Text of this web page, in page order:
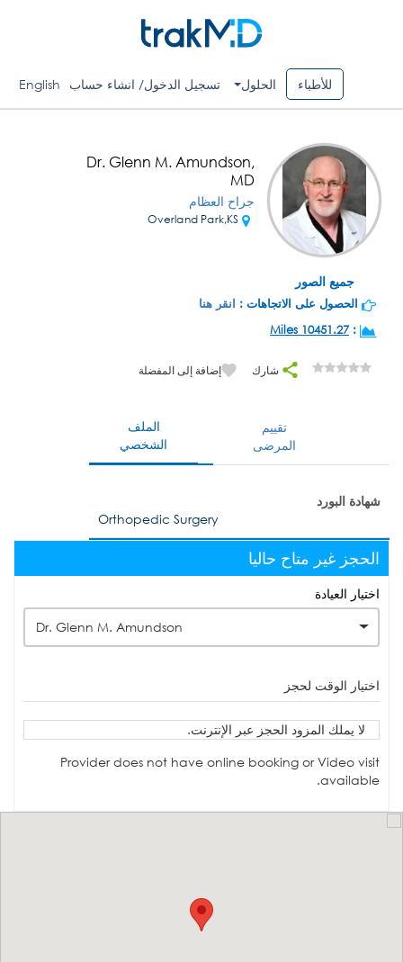
للأطباء الحلول تسجيل الدخول/ انشاء حساب English
جميع الصور
Dr. Glenn M. Amundson,
MD
جراح العظام
الحصول على الاتجاهات : انقر هنا
:
10451.27 Miles
شارك إضافة إلى المفضلة
الملف
الشخصي
تقييم
المرضى
شهادة البورد
Orthopedic Surgery
الحجز غير متاح حاليا
اختيار العيادة
Dr. Glenn M. Amundson
اختيار الوقت لحجز
لا يملك المزود الحجز عبر الإنترنت.
Provider does not have online booking or Video visit
available.